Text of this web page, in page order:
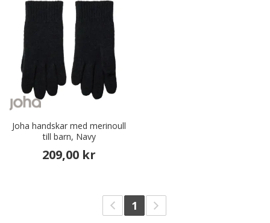
Joha handskar med merinoull
till barn, Navy
209,00 kr
1